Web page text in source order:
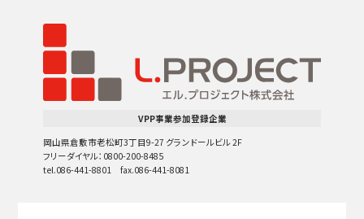
VPP事業参加登録企業
岡山県倉敷市老松町3丁目9-27 グランドールビル 2F
フリーダイヤル：0800-200-8485
tel.086-441-8801 fax.086-441-8081